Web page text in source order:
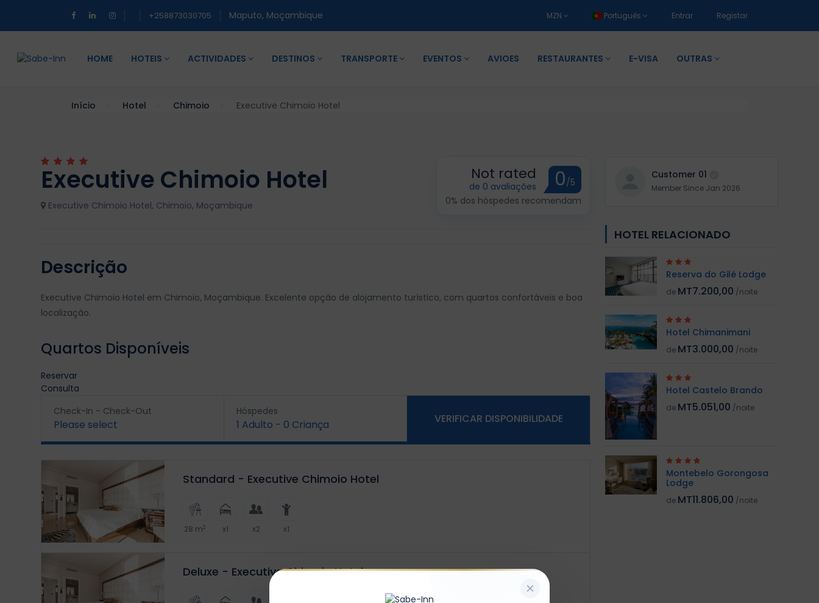
+258873030705 Maputo, Moçambique MZN Português Entrar Registar
HOME HOTEIS ACTIVIDADES DESTINOS TRANSPORTE EVENTOS AVIOES RESTAURANTES E-VISA OUTRAS
Início Hotel Chimoio Executive Chimoio Hotel
Executive Chimoio Hotel
Executive Chimoio Hotel, Chimoio, Moçambique
Not rated
de 0 avaliações 0/5
0% dos hóspedes recomendam
Descrição
Executive Chimoio Hotel em Chimoio, Moçambique. Excelente opção de alojamento turístico, com quartos confortáveis e boa
localização.
Quartos Disponíveis
Reservar
Consulta
Check-In - Check-Out
Please select
Hóspedes
1 Adulto - 0 Criança VERIFICAR DISPONIBILIDADE
Standard - Executive Chimoio Hotel
28 m2 x1 x2 x1
Deluxe - Executive Chimoio Hotel
Customer 01
Member Since Jan 2026
HOTEL RELACIONADO
Reserva do Gilé Lodge
de MT7.200,00 /noite
Hotel Chimanimani
de MT3.000,00 /noite
Hotel Castelo Brando
de MT5.051,00 /noite
Montebelo Gorongosa
Lodge
de MT11.806,00 /noite